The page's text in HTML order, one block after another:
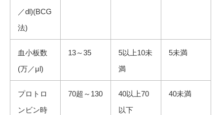
／dl)(BCG
法)
血小板数
(万／μl)
13～35
5以上10未
満
5未満
プロトロ
ンビン時
70超～130
40以上70
以下
40未満